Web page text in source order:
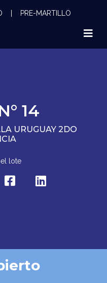
PRE-MARTILLO
14
URUGUAY 2DO
lote